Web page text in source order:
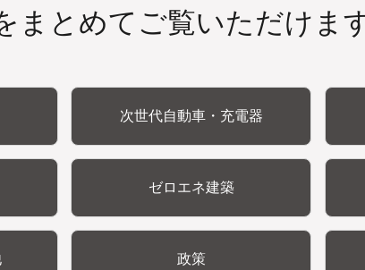
まとめてご覧いただけま
次世代自動車・充電器
ゼロエネ建築
政策